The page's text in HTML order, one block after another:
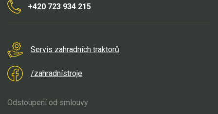
+420 723 934 215
Servis zahradních traktorů
/zahradnístroje
Odstoupení od smlouvy